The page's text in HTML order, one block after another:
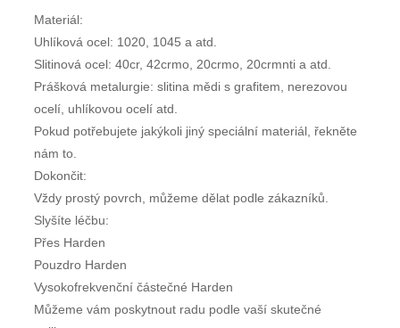
Materiál:
Uhlíková ocel: 1020, 1045 a atd.
Slitinová ocel: 40cr, 42crmo, 20crmo, 20crmnti a atd.
Prášková metalurgie: slitina mědi s grafitem, nerezovou
ocelí, uhlíkovou ocelí atd.
Pokud potřebujete jakýkoli jiný speciální materiál, řekněte
nám to.
Dokončit:
Vždy prostý povrch, můžeme dělat podle zákazníků.
Slyšíte léčbu:
Přes Harden
Pouzdro Harden
Vysokofrekvenční částečné Harden
Můžeme vám poskytnout radu podle vaší skutečné